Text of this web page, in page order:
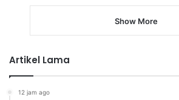
Show More
Artikel Lama
12 jam ago